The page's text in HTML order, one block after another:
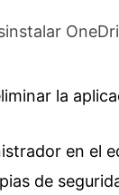
la
en el
de